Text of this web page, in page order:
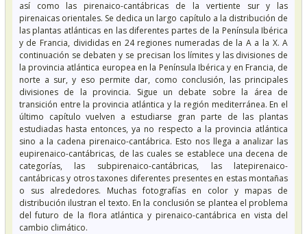
así como las pirenaico-cantábricas de la vertiente sur y las
pirenaicas orientales. Se dedica un largo capítulo a la distribución de
las plantas atlánticas en las diferentes partes de la Península Ibérica
y de Francia, divididas en 24 regiones numeradas de la A a la X. A
continuación se debaten y se precisan los límites y las divisiones de
la provincia atlántica europea en la Península Ibérica y en Francia, de
norte a sur, y eso permite dar, como conclusión, las principales
divisiones de la provincia. Sigue un debate sobre la área de
transición entre la provincia atlántica y la región mediterránea. En el
último capítulo vuelven a estudiarse gran parte de las plantas
estudiadas hasta entonces, ya no respecto a la provincia atlántica
sino a la cadena pirenaico-cantábrica. Esto nos llega a analizar las
eupirenaico-cantábricas, de las cuales se establece una decena de
categorías, las subpirenaico-cantábricas, las latepirenaico-
cantábricas y otros taxones diferentes presentes en estas montañas
o sus alrededores. Muchas fotografías en color y mapas de
distribución ilustran el texto. En la conclusión se plantea el problema
del futuro de la flora atlántica y pirenaico-cantábrica en vista del
cambio climático.